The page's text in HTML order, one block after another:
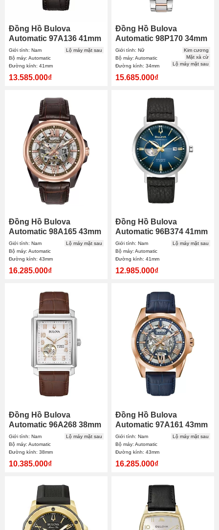
Đồng Hồ Bulova
Automatic 97A136 41mm
Nam
Giới tính: Nam
Bộ máy: Automatic
Đường kính: 41mm
Lộ máy mặt sau
13.585.000₫
Đồng Hồ Bulova
Automatic 98P170 34mm
Nữ
Giới tính: Nữ
Bộ máy: Automatic
Đường kính: 34mm
Kim cương
Mặt xà cừ
Lộ máy mặt sau
15.685.000₫
Đồng Hồ Bulova
Automatic 98A165 43mm
Nam
Giới tính: Nam
Bộ máy: Automatic
Đường kính: 43mm
Lộ máy mặt sau
16.285.000₫
Đồng Hồ Bulova
Automatic 96B374 41mm
Nam
Giới tính: Nam
Bộ máy: Automatic
Đường kính: 41mm
Lộ máy mặt sau
12.985.000₫
Đồng Hồ Bulova
Automatic 96A268 38mm
Nam
Giới tính: Nam
Bộ máy: Automatic
Đường kính: 38mm
Lộ máy mặt sau
10.385.000₫
Đồng Hồ Bulova
Automatic 97A161 43mm
Nam
Giới tính: Nam
Bộ máy: Automatic
Đường kính: 43mm
Lộ máy mặt sau
16.285.000₫